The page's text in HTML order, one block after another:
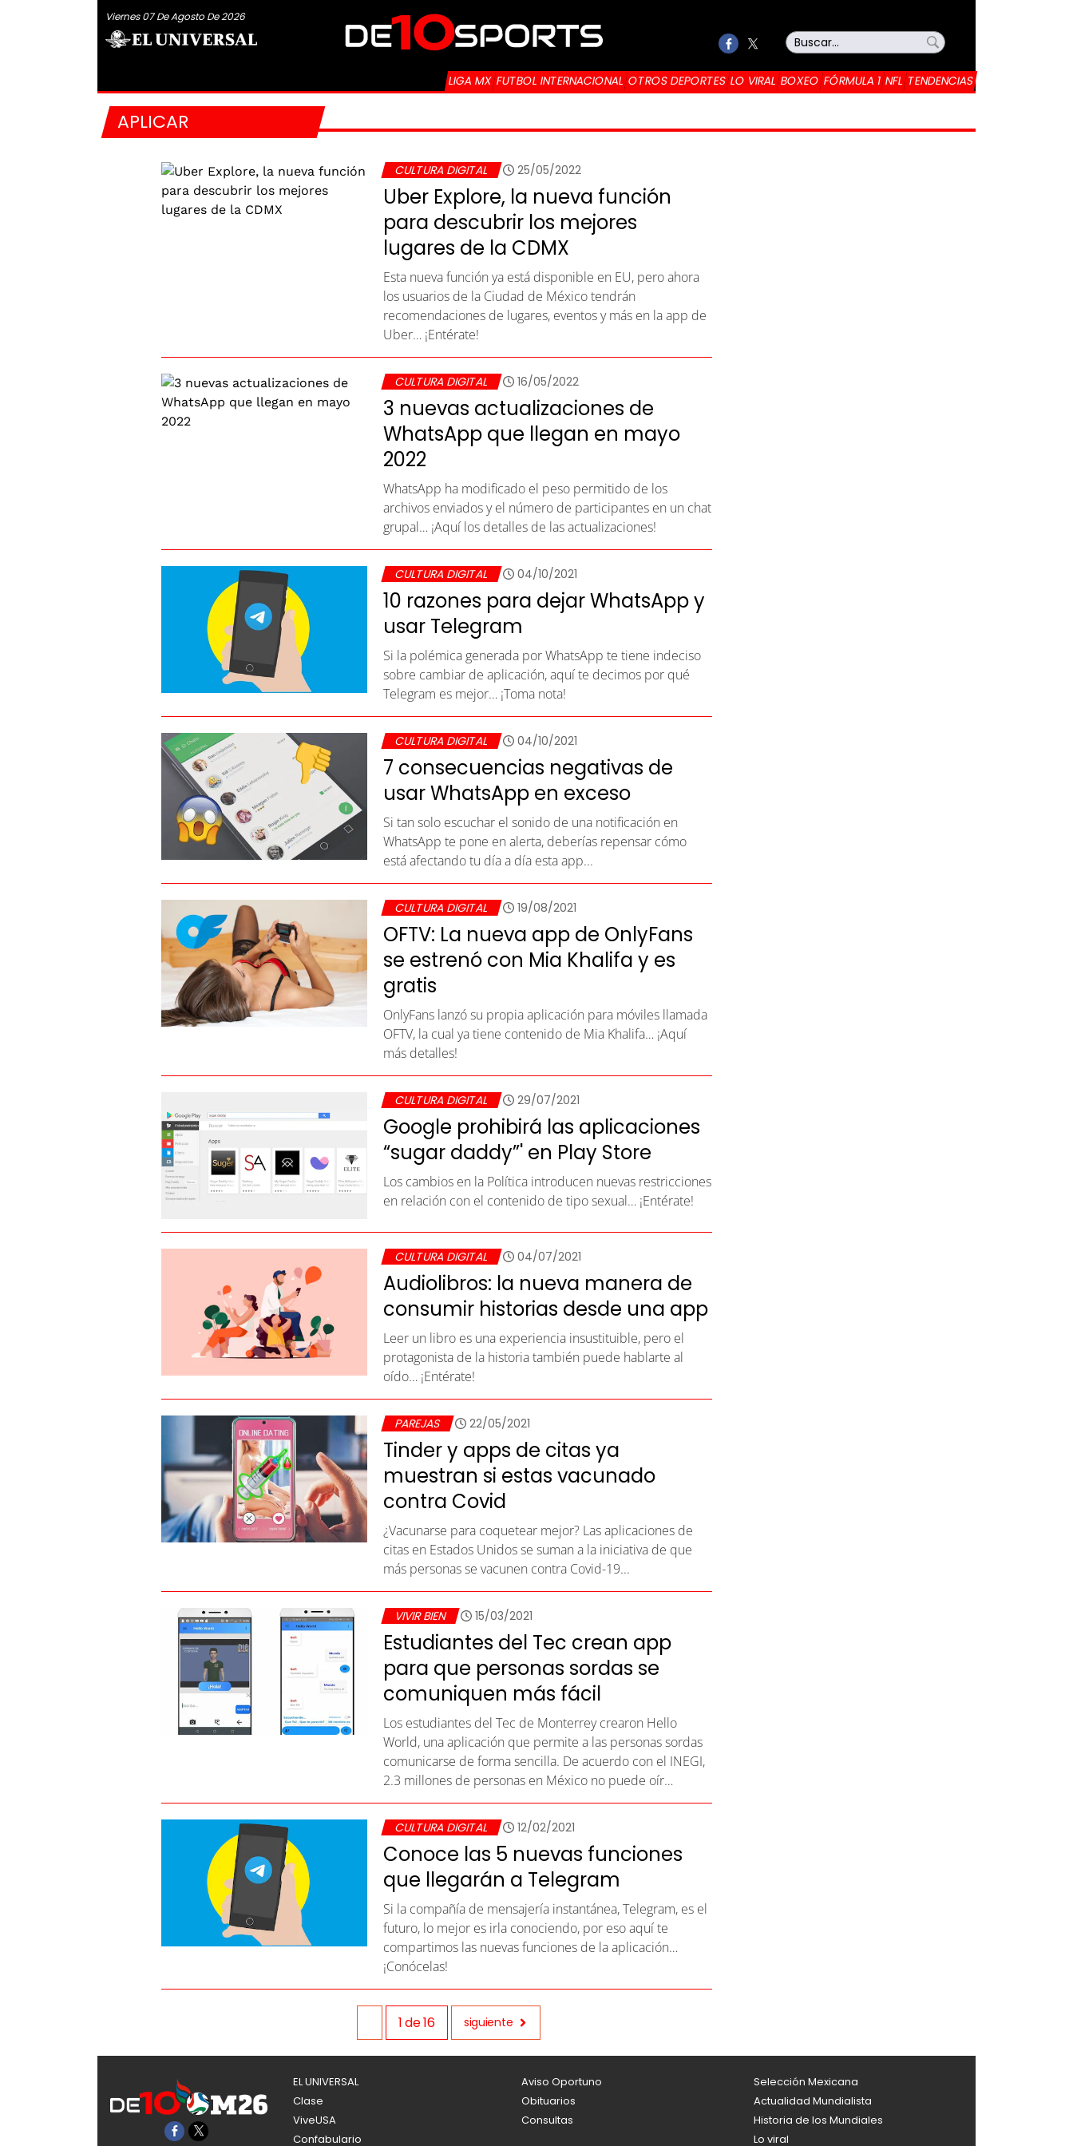
Viernes 07 De Agosto De 2026
LIGA MX FUTBOL INTERNACIONAL OTROS DEPORTES LO VIRAL BOXEO FÓRMULA 1 NFL TENDENCIAS
APLICAR
CULTURA DIGITAL 25/05/2022
Uber Explore, la nueva función
para descubrir los mejores
lugares de la CDMX
Esta nueva función ya está disponible en EU, pero ahora
los usuarios de la Ciudad de México tendrán
recomendaciones de lugares, eventos y más en la app de
Uber… ¡Entérate!
CULTURA DIGITAL 16/05/2022
3 nuevas actualizaciones de
WhatsApp que llegan en mayo
2022
WhatsApp ha modificado el peso permitido de los
archivos enviados y el número de participantes en un chat
grupal… ¡Aquí los detalles de las actualizaciones!
CULTURA DIGITAL 04/10/2021
10 razones para dejar WhatsApp y
usar Telegram
Si la polémica generada por WhatsApp te tiene indeciso
sobre cambiar de aplicación, aquí te decimos por qué
Telegram es mejor… ¡Toma nota!
CULTURA DIGITAL 04/10/2021
7 consecuencias negativas de
usar WhatsApp en exceso
Si tan solo escuchar el sonido de una notificación en
WhatsApp te pone en alerta, deberías repensar cómo
está afectando tu día a día esta app...
CULTURA DIGITAL 19/08/2021
OFTV: La nueva app de OnlyFans
se estrenó con Mia Khalifa y es
gratis
OnlyFans lanzó su propia aplicación para móviles llamada
OFTV, la cual ya tiene contenido de Mia Khalifa… ¡Aquí
más detalles!
CULTURA DIGITAL 29/07/2021
Google prohibirá las aplicaciones
“sugar daddy”' en Play Store
Los cambios en la Política introducen nuevas restricciones
en relación con el contenido de tipo sexual… ¡Entérate!
CULTURA DIGITAL 04/07/2021
Audiolibros: la nueva manera de
consumir historias desde una app
Leer un libro es una experiencia insustituible, pero el
protagonista de la historia también puede hablarte al
oído… ¡Entérate!
PAREJAS 22/05/2021
Tinder y apps de citas ya
muestran si estas vacunado
contra Covid
¿Vacunarse para coquetear mejor? Las aplicaciones de
citas en Estados Unidos se suman a la iniciativa de que
más personas se vacunen contra Covid-19...
VIVIR BIEN 15/03/2021
Estudiantes del Tec crean app
para que personas sordas se
comuniquen más fácil
Los estudiantes del Tec de Monterrey crearon Hello
World, una aplicación que permite a las personas sordas
comunicarse de forma sencilla. De acuerdo con el INEGI,
2.3 millones de personas en México no puede oír…
CULTURA DIGITAL 12/02/2021
Conoce las 5 nuevas funciones
que llegarán a Telegram
Si la compañía de mensajería instantánea, Telegram, es el
futuro, lo mejor es irla conociendo, por eso aquí te
compartimos las nuevas funciones de la aplicación…
¡Conócelas!
1de16 siguiente
EL UNIVERSAL
Clase
ViveUSA
Confabulario
Aviso Oportuno
Obituarios
Consultas
Selección Mexicana
Actualidad Mundialista
Historia de los Mundiales
Lo viral